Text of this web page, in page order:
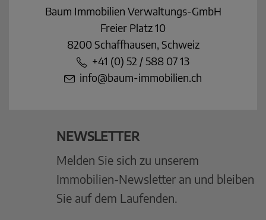
Baum Immobilien Verwaltungs-GmbH
Freier Platz 10
8200 Schaffhausen, Schweiz
+41 (0) 52 / 588 07 13
info@baum-immobilien.ch
NEWSLETTER
Melden Sie sich zu unserem
Immobilien-Newsletter an und bleiben
Sie auf dem Laufenden.